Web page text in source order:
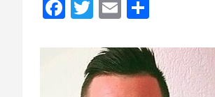
F
ce
T
tt
er
E
ail m
p